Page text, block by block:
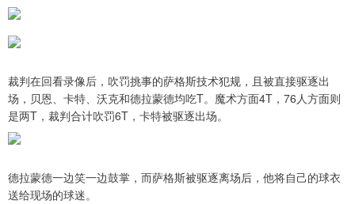
裁判在回看录像后，吹罚挑事的萨格斯技术犯规，且被直接驱逐出
场，贝恩、卡特、沃克和德拉蒙德均吃T。魔术方面4T，76人方面则
是两T，裁判合计吹罚6T，卡特被驱逐出场。
德拉蒙德一边笑一边鼓掌，而萨格斯被驱逐离场后，他将自己的球衣
送给现场的球迷。